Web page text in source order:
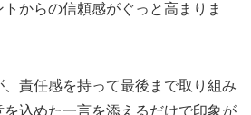
からの信頼感がぐっと高まりま
責任感を持って最後まで取り組み
を込めた一言を添えるだけで印象が